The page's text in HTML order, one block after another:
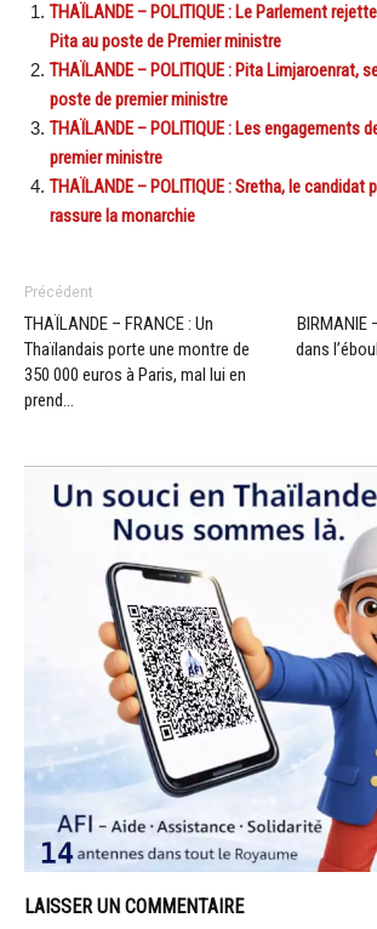
THAÏLANDE – POLITIQUE : Le Parlement
Pita au poste de Premier ministre
THAÏLANDE – POLITIQUE : Pita Limjaroenrat,
poste de premier ministre
THAÏLANDE – POLITIQUE : Les engagements
premier ministre
THAÏLANDE – POLITIQUE : Sretha, le candidat
rassure la monarchie
Précédent
THAÏLANDE – FRANCE : Un
Thaïlandais porte une montre de
350 000 euros à Paris, mal lui en
prend…
BIRMANIE
dans
LAISSER UN COMMENTAIRE